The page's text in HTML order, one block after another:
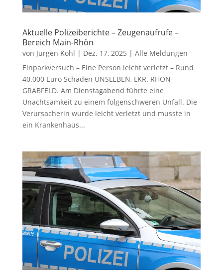
Aktuelle Polizeiberichte – Zeugenaufrufe –
Bereich Main-Rhön
von Jürgen Kohl | Dez. 17, 2025 | Alle Meldungen
Einparkversuch – Eine Person leicht verletzt – Rund
40.000 Euro Schaden UNSLEBEN, LKR. RHÖN-
GRABFELD. Am Dienstagabend führte eine
Unachtsamkeit zu einem folgenschweren Unfall. Die
Verursacherin wurde leicht verletzt und musste in
ein Krankenhaus...